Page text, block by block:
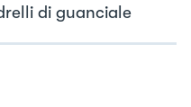
di guanciale